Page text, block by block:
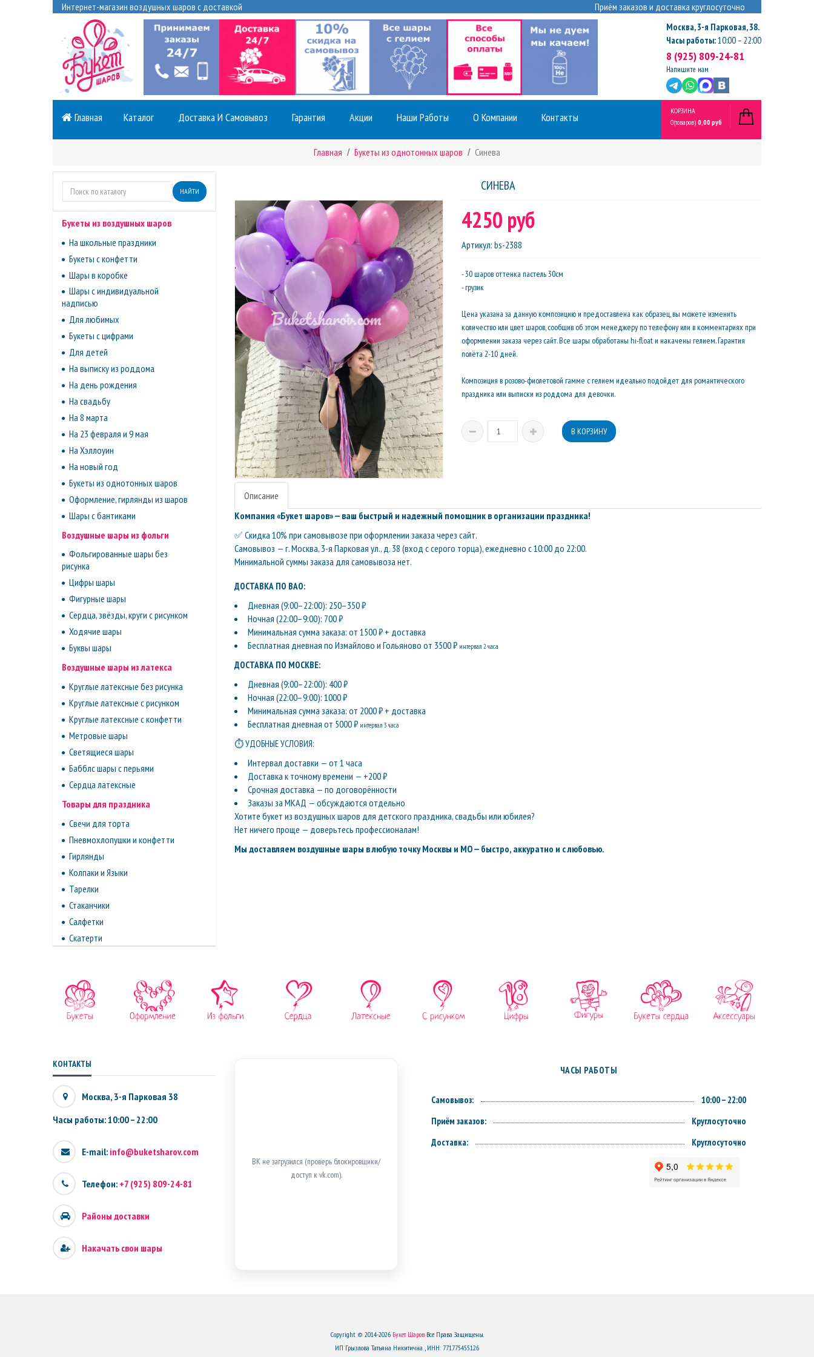
Интернет-магазин воздушных шаров с доставкой Приём заказов и доставка круглосуточно
Москва,3-я Парковая, 38.
Часы работы:10:00 – 22:00
8 (925) 809-24-81
Напишите нам
Главная Каталог Доставка И Самовывоз Гарантия Акции Наши Работы О Компании Контакты
КОРЗИНА
0(товаров) 0,00 руб
Главная Букеты из однотонных шаров Синева
НАЙТИ
Букеты из воздушных шаров
На школьные праздники
Букеты с конфетти
Шары в коробке
Шары с индивидуальной
надписью
Для любимых
Букеты с цифрами
Для детей
На выписку из роддома
На день рождения
На свадьбу
На 8 марта
На 23 февраля и 9 мая
На Хэллоуин
На новый год
Букеты из однотонных шаров
Оформление, гирлянды из шаров
Шары с бантиками
Воздушные шары из фольги
Фольгированные шары без
рисунка
Цифры шары
Фигурные шары
Сердца, звёзды, круги с рисунком
Ходячие шары
Буквы шары
Воздушные шары из латекса
Круглые латексные без рисунка
Круглые латексные с рисунком
Круглые латексные с конфетти
Метровые шары
Светящиеся шары
Бабблс шары с перьями
Сердца латексные
Товары для праздника
Свечи для торта
Пневмохлопушки и конфетти
Гирлянды
Колпаки и Языки
Тарелки
Стаканчики
Салфетки
Скатерти
СИНЕВА
4250 руб
Артикул: bs-2388
- 30 шаров оттенка пастель 30см
- грузик
Цена указана за данную композицию и предоставлена как образец, вы можете изменить
количество или цвет шаров, сообщив об этом менеджеру по телефону или в комментариях при
оформлении заказа через сайт. Все шары обработаны hi-float и накачены гелием. Гарантия
полёта 2-10 дней.
Композиция в розово-фиолетовой гамме с гелием идеально подойдет для романтического
праздника или выписки из роддома для девочки.
Описание
Компания «Букет шаров» — ваш быстрый и надежный помощник в организации праздника!
✅ Скидка 10% при самовывозе при оформлении заказа через сайт.
Самовывоз — г. Москва, 3-я Парковая ул., д. 38 (вход с серого торца), ежедневно с 10:00 до 22:00.
Минимальной суммы заказа для самовывоза нет.
ДОСТАВКА ПО ВАО:
Дневная (9:00–22:00): 250–350 ₽
Ночная (22:00–9:00): 700 ₽
Минимальная сумма заказа: от 1500 ₽ + доставка
Бесплатная дневная по Измайлово и Гольяново от 3500 ₽ интервал 2 часа
ДОСТАВКА ПО МОСКВЕ:
Дневная (9:00–22:00): 400 ₽
Ночная (22:00–9:00): 1000 ₽
Минимальная сумма заказа: от 2000 ₽ + доставка
Бесплатная дневная от 5000 ₽ интервал 3 часа
⏱ УДОБНЫЕ УСЛОВИЯ:
Интервал доставки — от 1 часа
Доставка к точному времени — +200 ₽
Срочная доставка — по договорённости
Заказы за МКАД — обсуждаются отдельно
Хотите букет из воздушных шаров для детского праздника, свадьбы или юбилея?
Нет ничего проще — доверьтесь профессионалам!
Мы доставляем воздушные шары в любую точку Москвы и МО — быстро, аккуратно и с любовью.
КОНТАКТЫ
Москва, 3-я Парковая 38
Часы работы: 10:00 – 22:00
E-mail: info@buketsharov.com
Телефон: +7 (925) 809-24-81
Районы доставки
Накачать свои шары
ВК не загрузился (проверь блокировщики/
доступ к vk.com).
ЧАСЫ РАБОТЫ
Самовывоз:
10:00 – 22:00
Приём заказов:
Круглосуточно
Доставка:
Круглосуточно
Copyright © 2014-2026 Букет ШаровВсе Права Защищены.
ИП Грызлова Татьяна Никитична , ИНН: 771775455126